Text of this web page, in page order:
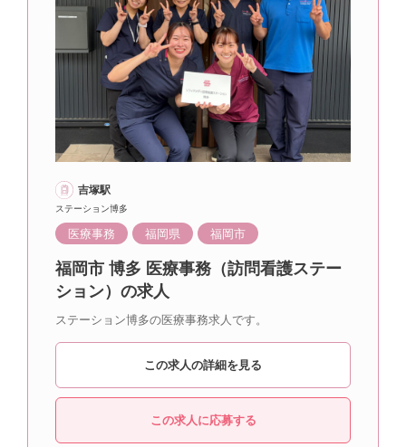
吉塚駅
ステーション博多
医療事務 福岡県 福岡市
福岡市 博多 医療事務（訪問看護ステー
ション）の求人
ステーション博多の医療事務求人です。
この求人の詳細を見る
この求人に応募する